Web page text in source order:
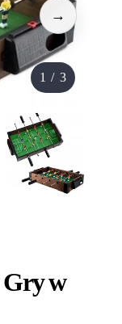
→
1 / 3
Gry w